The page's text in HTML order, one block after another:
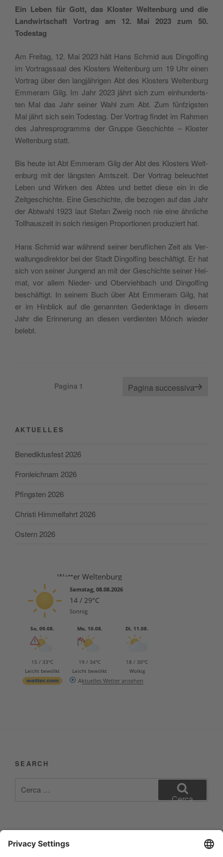
Ein Leben für Gott, das Klo­ster Welt­en­burg und die
Land­wir­ts­chaft Vor­trag am 12. Mai 2023 zum 50.
Todestag
Am Frei­tag, 12. Mai 2023 hält Hans Sch­mid aus Din­gol­fing
im Vor­trags­saal des Klo­sters Welt­en­burg um 19 Uhr einen
Vor­trag über den lan­g­jäh­ri­gen Abt des Klo­sters Welt­en­burg
Emme­ram Gilg. Im Jahr 2023 jährt sich zum ein­hun­derts­
ten Mal das Jahr sei­ner Wahl zum Abt. Zum fün­f­zig­sten
Mal jährt sich sein Tode­stag. Der Vor­trag fin­det im Rah­men
des Jah­re­spro­gramms der Grup­pe Geschi­ch­te – Klo­ster
Welt­en­burg statt.
Bis heu­te ist Abt Emme­ram Gilg der Abt des Klo­sters Welt­
en­burg mit der läng­sten Amtszeit. Der Vor­trag beleu­ch­tet
Leben und Wir­ken des Abtes und bet­tet die­se ein in die
Zeit­ge­schi­ch­te. Eine Geschi­ch­te, die bezo­gen auf das Jahr
der Abt­wa­hl 1923 laut Ste­fan Zweig noch nie eine ähn­li­che
Tol­lhauszeit in solch rie­si­gen Pro­por­tio­nen pro­du­ziert hat.
Hans Sch­mid war wäh­rend sei­ner beru­fli­chen Zeit als Ver­
wal­tung­sdi­rek­tor bei der Stadt Din­gol­fing beschäf­tigt. Er hat
sich von sei­ner Jun­gend an mit der Geschi­ch­te sei­ner Hei­
mat, vor allem Nie­der- und Ober­vieh­bach und Din­gol­fing
beschäf­tigt. In sei­nem Buch über Abt Emme­ram Gilg, hat
er im Hin­blick auf die genann­ten Gedenk­ta­ge in die­sem
Jahr die Erin­ne­rung an die­sen ver­dien­ten Mönch wie­der
belebt.
PaginazionePagina 1 Pagina successiva
AKTUELLES
Benediktusfest 2026
Fronleichnam 2026
Pfingsten 2026
Christi Himmelfahrt 2026
Ostern 2026
Wetter Weltenburg
Samstag, 08.08.2026
14 / 29°C
Sonnig
So, 09.08.
15 / 33°C
Leicht bewölkt
Mo, 10.08.
19 / 34°C
Leicht bewölkt
Di, 11.08.
18 / 30°C
Wolkig
Aktuelles Wetter ansehen
SEARCH
Cerca